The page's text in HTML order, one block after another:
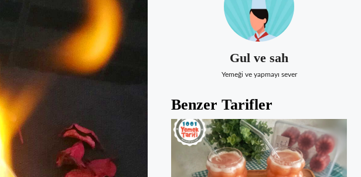
Gul ve sah
Yemeği ve yapmayı sever
Benzer Tarifler